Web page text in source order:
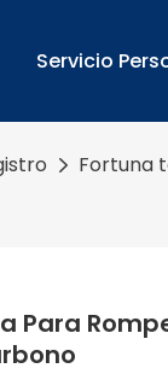
Servicio
Fortuna
Para